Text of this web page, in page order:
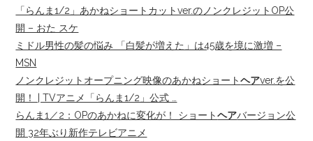
「らんま1/2」あかねショートカットver.のノンクレジットOP公
開 – おた スケ
ミドル男性の髪の悩み 「白髪が増えた」は45歳を境に激増 –
MSN
ノンクレジットオープニング映像のあかねショートヘアver.を公
開！ | TVアニメ「らんま1/2」公式 …
らんま1／2：OPのあかねに変化が！ ショートヘアバージョン公
開 32年ぶり新作テレビアニメ